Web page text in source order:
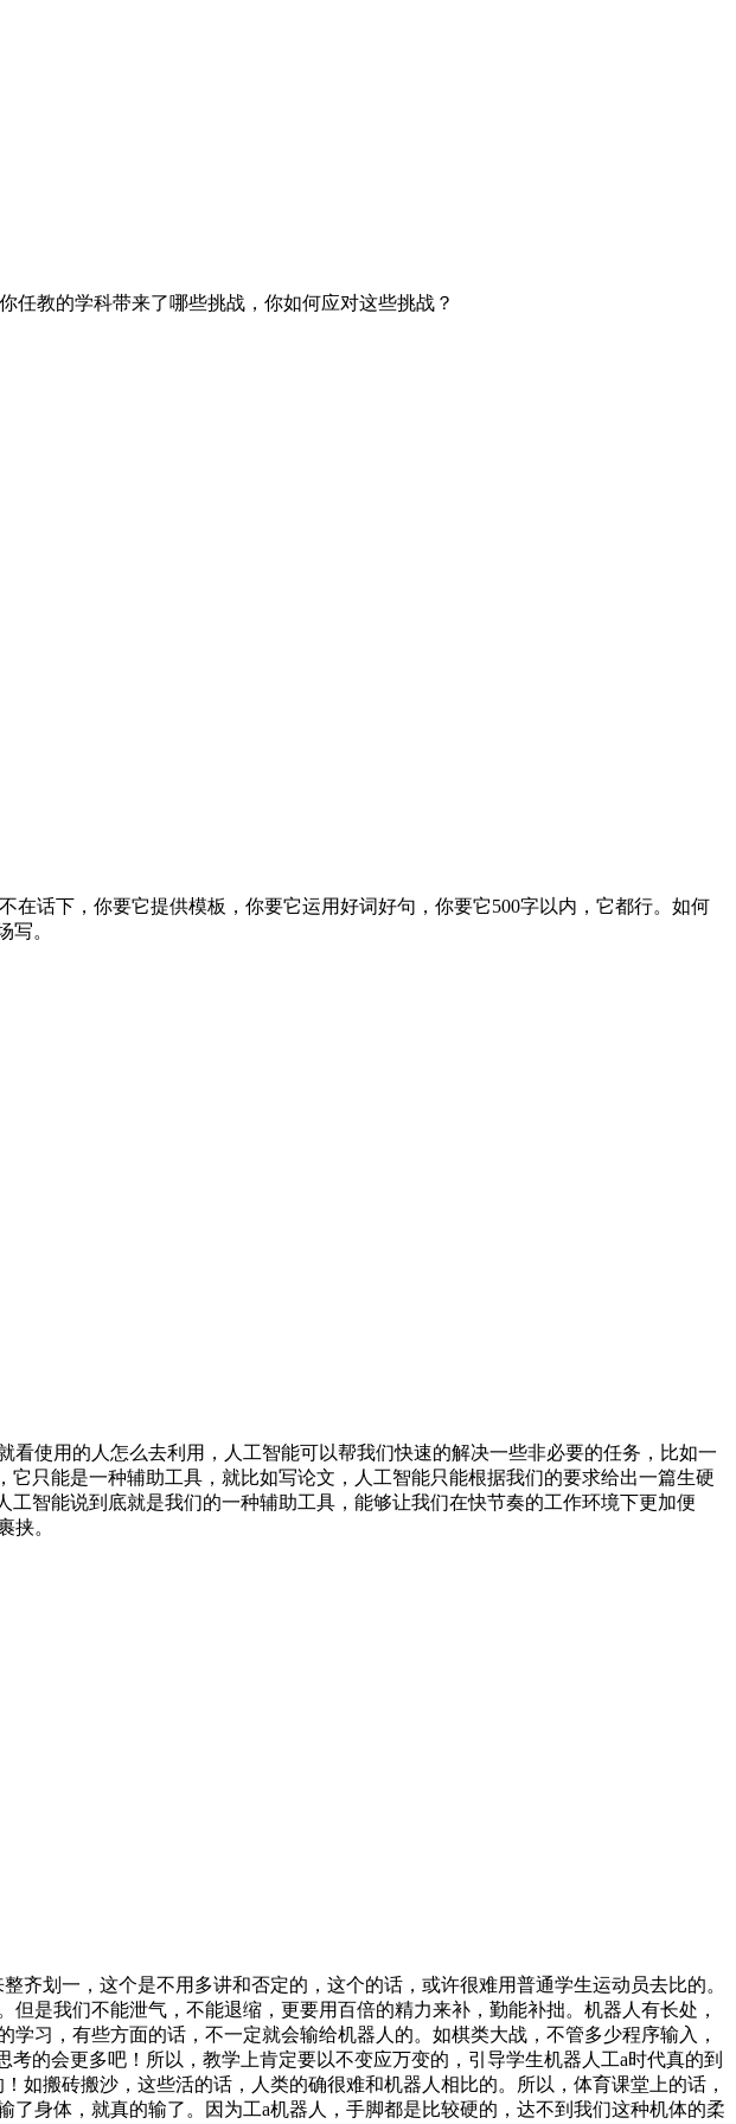
教的学科带来了哪些挑战，你如何应对这些挑战？
话下，你要它提供模板，你要它运用好词好句，你要它500字以内，它都行。如何
写。
使用的人怎么去利用，人工智能可以帮我们快速的解决一些非必要的任务，比如一
只能是一种辅助工具，就比如写论文，人工智能只能根据我们的要求给出一篇生硬
智能说到底就是我们的一种辅助工具，能够让我们在快节奏的工作环境下更加便
挟。
划一，这个是不用多讲和否定的，这个的话，或许很难用普通学生运动员去比的。
是我们不能泄气，不能退缩，更要用百倍的精力来补，勤能补拙。机器人有长处，
习，有些方面的话，不一定就会输给机器人的。如棋类大战，不管多少程序输入，
的会更多吧！所以，教学上肯定要以不变应万变的，引导学生机器人工a时代真的到
如搬砖搬沙，这些活的话，人类的确很难和机器人相比的。所以，体育课堂上的话，
身体，就真的输了。因为工a机器人，手脚都是比较硬的，达不到我们这种机体的柔